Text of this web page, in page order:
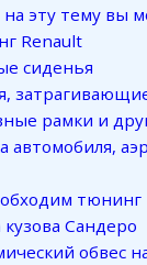
на эту тему вы
Renault
сиденья
рамки и
автомобиля,
тюнинг
Сандеро
обвес